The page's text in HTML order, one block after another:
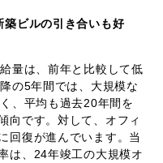
築ビルの引き合いも好
量は、前年と比較して低
の5年間では、大規模な
、平均も過去20年間を
向です。対して、オフィ
回復が進んでいます。当
は、24年竣工の大規模オ